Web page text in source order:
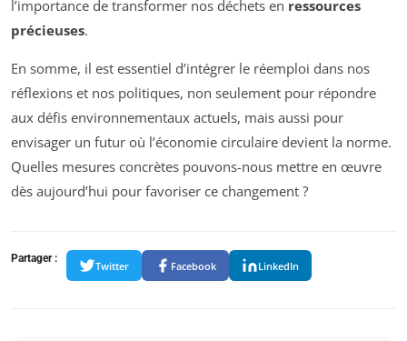
l’importance de transformer nos déchets en ressources
précieuses.
En somme, il est essentiel d’intégrer le réemploi dans nos
réflexions et nos politiques, non seulement pour répondre
aux défis environnementaux actuels, mais aussi pour
envisager un futur où l’économie circulaire devient la norme.
Quelles mesures concrètes pouvons-nous mettre en œuvre
dès aujourd’hui pour favoriser ce changement ?
Partager :
Twitter Facebook LinkedIn